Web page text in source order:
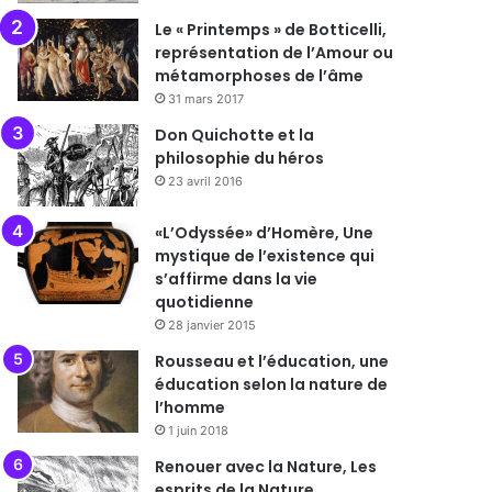
Le « Printemps » de Botticelli,
représentation de l’Amour ou
métamorphoses de l’âme
31 mars 2017
Don Quichotte et la
philosophie du héros
23 avril 2016
«L’Odyssée» d’Homère, Une
mystique de l’existence qui
s’affirme dans la vie
quotidienne
28 janvier 2015
Rousseau et l’éducation, une
éducation selon la nature de
l’homme
1 juin 2018
Renouer avec la Nature, Les